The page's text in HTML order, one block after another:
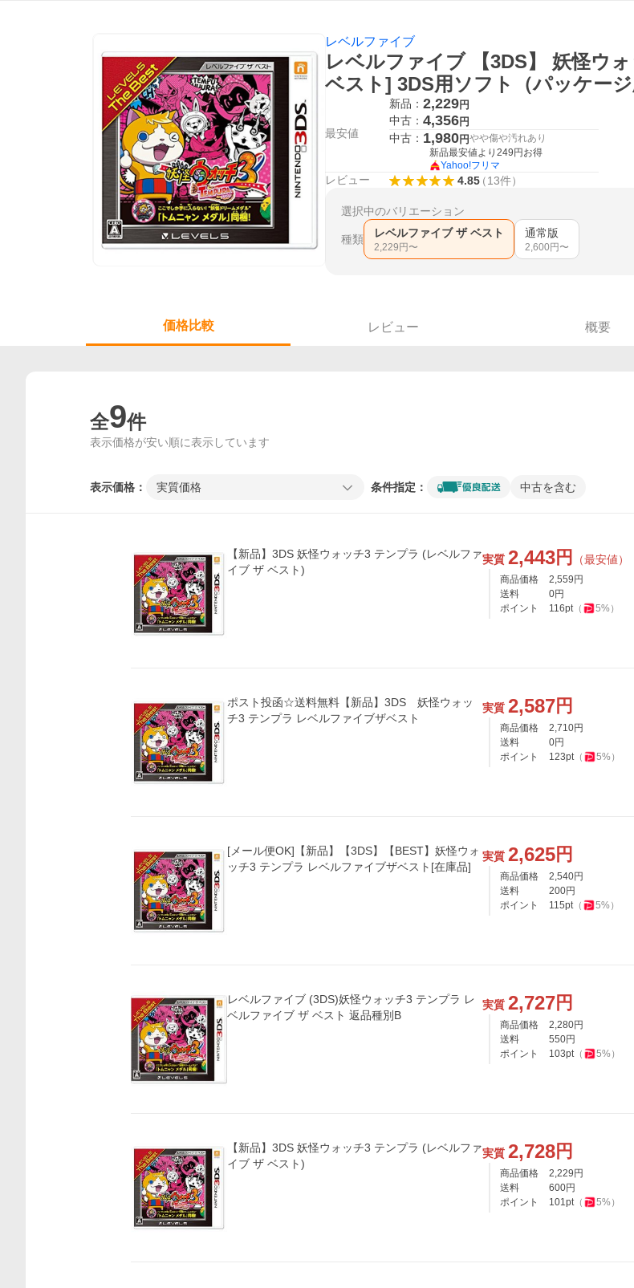
レベルファイブ
レベルファイブ 【3DS】 妖怪ウ
ベスト] 3DS用ソフト（パッケージ
最安値
新品： 2,229円
中古： 4,356円
中古： 1,980円やや傷や汚れあり
新品最安値より 249 円お得
Yahoo!フリマ
レビュー 4.85（13件）
選択中のバリエーション
種類 レベルファイブ ザ ベスト
2,229 円〜
通常版
2,600 円〜
価格比較 レビュー 概要
全9件
表示価格が安い順に表示しています
表示価格： 実質価格 条件指定： 中古を含む
【新品】3DS 妖怪ウォッチ3 テンプラ (レベルファ
イブ ザ ベスト)
実質 2,443円 （最安値）
商品価格 2,559 円
送料
0円
ポイント
116pt（ 5%）
ポスト投函☆送料無料【新品】3DS 妖怪ウォッ
チ3 テンプラ レベルファイブザベスト
実質 2,587円
商品価格 2,710円
送料
0円
ポイント
123pt（ 5%）
[メール便OK]【新品】【3DS】【BEST】妖怪ウォ
ッチ3 テンプラ レベルファイブザベスト[在庫品]
実質 2,625円
商品価格 2,540円
送料
200円
ポイント
115pt（ 5%）
レベルファイブ (3DS)妖怪ウォッチ3 テンプラ レ
ベルファイブ ザ ベスト 返品種別B
実質 2,727円
商品価格 2,280円
送料
550円
ポイント
103pt（ 5%）
【新品】3DS 妖怪ウォッチ3 テンプラ (レベルファ
イブ ザ ベスト)
実質 2,728円
商品価格 2,229 円
送料
600円
ポイント
101pt（ 5%）